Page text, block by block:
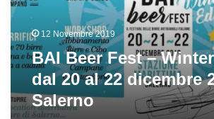
dal
al
22
dicembre
a
Salerno
12 Novembre 2019
BAI Beer Fest –
dal 20 al 22 dicembre
Salerno